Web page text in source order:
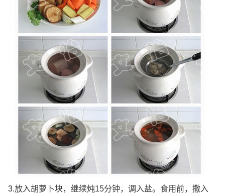
3.放入胡萝卜块，继续炖15分钟，调入盐。食用前，撒入